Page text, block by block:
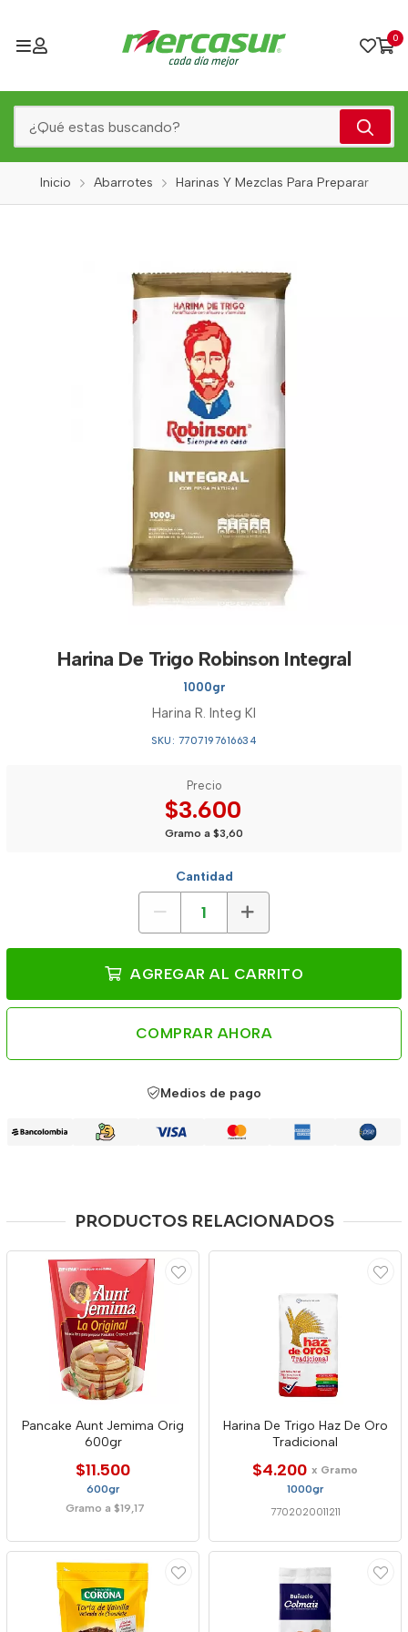
0
Inicio Abarrotes Harinas Y Mezclas Para Preparar
Harina De Trigo Robinson Integral
1000gr
Harina R. Integ Kl
SKU: 7707197616634
Precio
$3.600
Gramo a $3,60
Cantidad
AGREGAR AL CARRITO
COMPRAR AHORA
Medios de pago
PRODUCTOS RELACIONADOS
Pancake Aunt Jemima Orig
600gr
$11.500
600gr
Gramo a $19,17
Harina De Trigo Haz De Oro
Tradicional
$4.200 x Gramo
1000gr
7702020011211